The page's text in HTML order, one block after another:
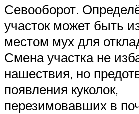
Севооборот.
участок может быть
местом мух для
Смена участка не
нашествия, но
появления куколок,
перезимовавших в